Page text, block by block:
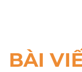
BÀI